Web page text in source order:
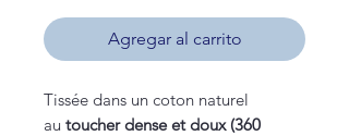
Agregar al carrito
Tissée dans un coton naturel
au toucher dense et doux (360